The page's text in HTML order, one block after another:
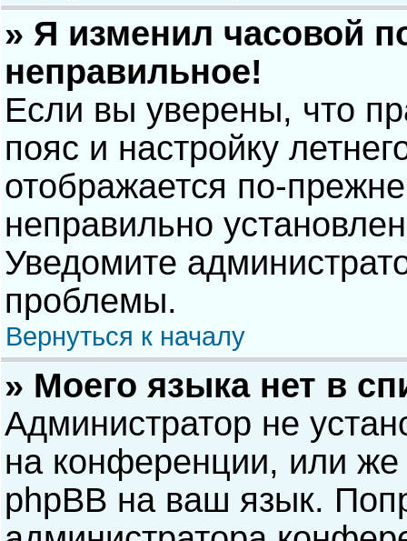
» Я изменил часовой
неправильное!
Если вы уверены, что
пояс и настройку
отображается по-
неправильно
Уведомите
проблемы.
Вернуться к началу
» Моего языка нет в
Администратор не
на конференции, или же
phpBB на ваш язык.